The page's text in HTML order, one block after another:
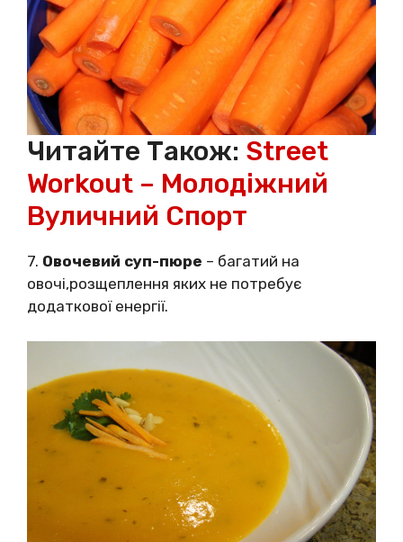
Читайте Також: Street
Workout – Молодіжний
Вуличний Спорт
7. Овочевий суп-пюре – багатий на
овочі,розщеплення яких не потребує
додаткової енергії.